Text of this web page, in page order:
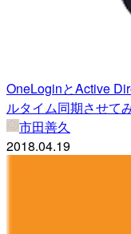
OneLoginとActive
ルタイム同期させて
市田善久
2018.04.19